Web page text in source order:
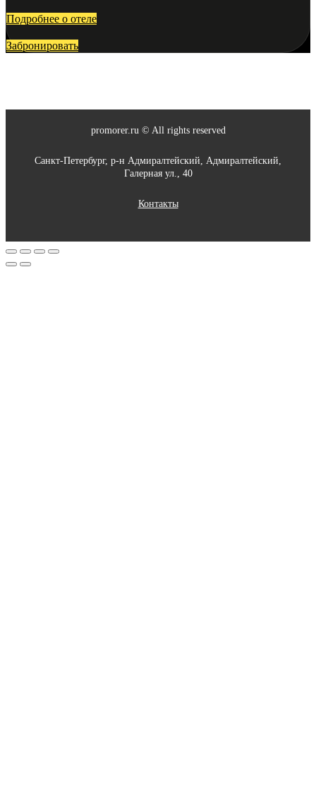
Подробнее о отеле
Забронировать
promorer.ru © All rights reserved
Санкт-Петербург, р-н Адмиралтейский, Адмиралтейский,
Галерная ул., 40
Контакты